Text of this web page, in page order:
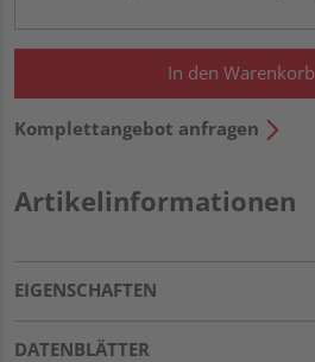
In den Warenkorb
Komplettangebot anfragen
Artikelinformationen
EIGENSCHAFTEN
DATENBLÄTTER